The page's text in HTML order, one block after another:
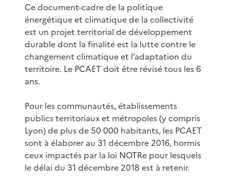
Ce document-cadre de la politique
énergétique et climatique de la collectivité
est un projet territorial de développement
durable dont la finalité est la lutte contre le
changement climatique et l’adaptation du
territoire. Le PCAET doit être révisé tous les 6
ans.
Pour les communautés, établissements
publics territoriaux et métropoles (y compris
Lyon) de plus de 50 000 habitants, les PCAET
sont à élaborer au 31 décembre 2016, hormis
ceux impactés par la loi NOTRe pour lesquels
le délai du 31 décembre 2018 est à retenir.